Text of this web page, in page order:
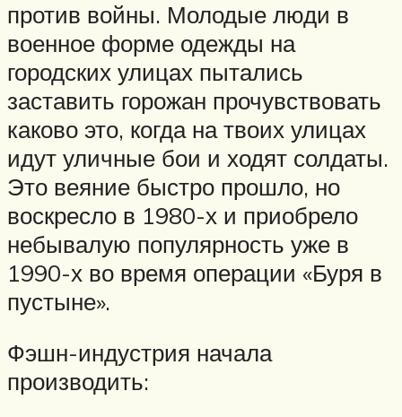
против войны. Молодые люди в
военное форме одежды на
городских улицах пытались
заставить горожан прочувствовать
каково это, когда на твоих улицах
идут уличные бои и ходят солдаты.
Это веяние быстро прошло, но
воскресло в 1980-х и приобрело
небывалую популярность уже в
1990-х во время операции «Буря в
пустыне».
Фэшн-индустрия начала
производить: